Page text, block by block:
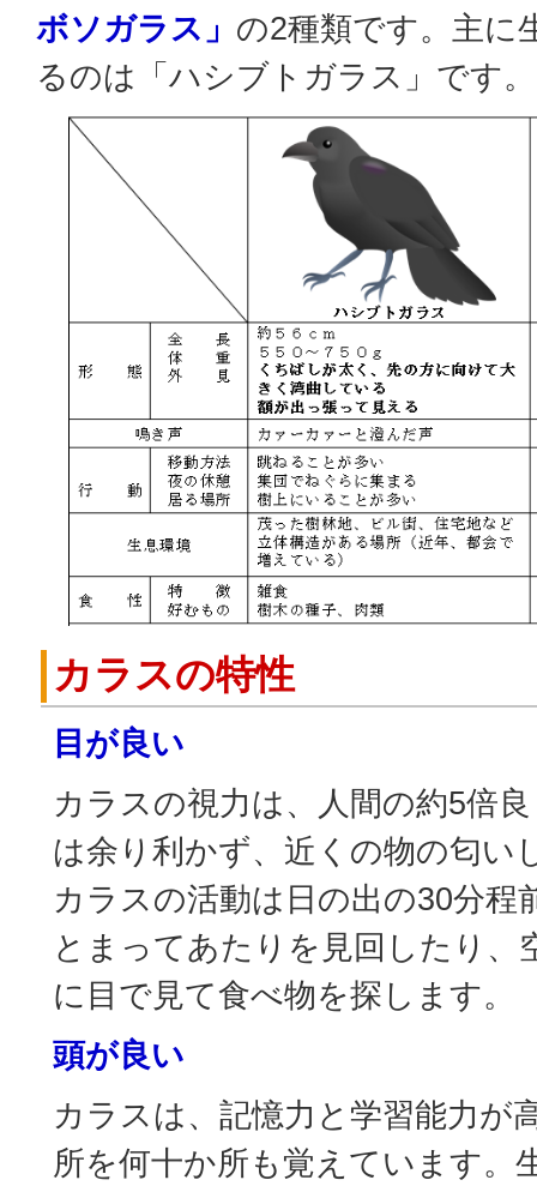
ボソガラス」 の2種類です。主に
るのは「ハシブトガラス」です。
カラスの特性
目が良い
カラスの視力は、人間の約5倍
は余り利かず、近くの物の匂い
カラスの活動は日の出の30分程
とまってあたりを見回したり、
に目で見て食べ物を探します。
頭が良い
カラスは、記憶力と学習能力が
所を何十か所も覚えています。